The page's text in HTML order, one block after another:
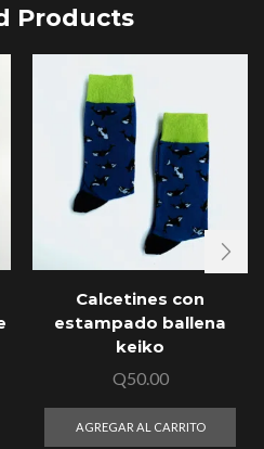
Products
Calcetines con
estampado ballena
keiko
Q50.00
AGREGAR AL CARRITO